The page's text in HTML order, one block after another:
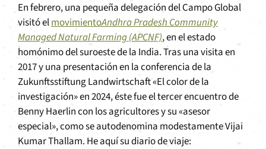
En febrero, una pequeña delegación del Campo Global
visitó elmovimientoAndhra Pradesh Community
Managed Natural Farming (APCNF), en el estado
homónimo del suroeste de la India. Tras una visita en
2017 y una presentación en la conferencia de la
Zukunftsstiftung Landwirtschaft «El color de la
investigación» en 2024, éste fue el tercer encuentro de
Benny Haerlin con los agricultores y su «asesor
especial», como se autodenomina modestamente Vijai
Kumar Thallam. He aquí su diario de viaje: